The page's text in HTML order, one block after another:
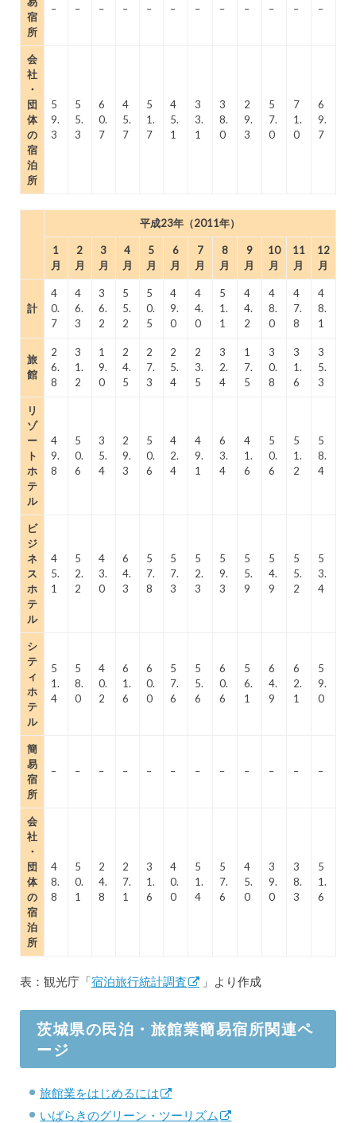
宿
所
– – – – – – – – – – – –
会
社
・
団
体
の
宿
泊
所
5
9.
3
5
5.
3
6
0.
7
4
5.
7
5
1.
7
4
5.
1
3
3.
1
3
8.
0
2
9.
3
5
7.
0
7
1.
0
6
9.
7
平成23年（2011年）
1
月
2
月
3
月
4
月
5
月
6
月
7
月
8
月
9
月
10
月
11
月
12
月
計
4
0.
7
4
6.
3
3
6.
2
5
5.
2
5
0.
5
4
9.
0
4
4.
0
5
1.
1
4
4.
2
4
8.
0
4
7.
8
4
8.
1
旅
館
2
6.
8
3
1.
2
1
9.
0
2
4.
5
2
7.
3
2
5.
4
2
3.
5
3
2.
4
1
7.
5
3
0.
8
3
1.
6
3
5.
3
リ
ゾ
ー
ト
ホ
テ
ル
4
9.
8
5
0.
6
3
5.
4
2
9.
3
5
0.
6
4
2.
4
4
9.
1
6
3.
4
4
1.
6
5
0.
6
5
1.
2
5
8.
4
ビ
ジ
ネ
ス
ホ
テ
ル
4
5.
1
5
2.
2
4
3.
0
6
4.
3
5
7.
8
5
7.
3
5
2.
3
5
9.
3
5
5.
9
5
4.
9
5
5.
2
5
3.
4
シ
テ
ィ
ホ
テ
ル
5
1.
4
5
8.
0
4
0.
2
6
1.
6
6
0.
0
5
7.
6
5
5.
6
6
0.
6
5
6.
1
6
4.
9
6
2.
1
5
9.
0
簡
易
宿
所
– – – – – – – – – – – –
会
社
・
団
体
の
宿
泊
所
4
8.
8
5
0.
1
2
4.
8
2
7.
1
3
1.
6
4
0.
0
5
1.
4
5
7.
6
4
5.
0
3
9.
0
3
8.
3
5
1.
6
表：観光庁「宿泊旅行統計調査 」より作成
茨城県の民泊・旅館業簡易宿所関連ペ
ージ
旅館業をはじめるには
いばらきのグリーン・ツーリズム